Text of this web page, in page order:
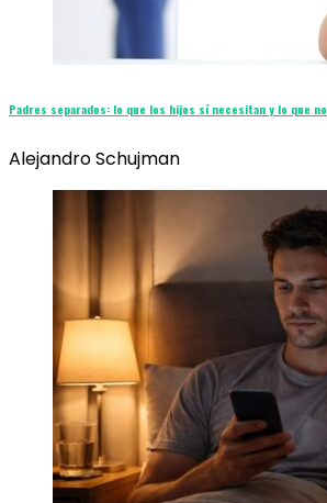
Padres separados: lo que los hijos sí necesitan y lo que no
Alejandro Schujman